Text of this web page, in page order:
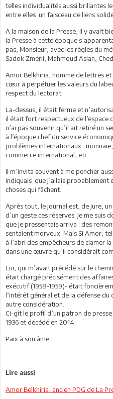
telles individualités aussi brillantes
entre elles un faisceau de liens
A la maison de la Presse, il y avait
la Presse à cette époque
pas, Monsieur, avec les règles du
Sadok Zmerli, Mahmoud Aslan,
Amor Belkhiria, homme de lettres
cœur à perpétuer les valeurs du
respect du lectorat.
La-dessus, il était ferme et
il était fort respectueux de l’espace
n’ai pas souvenir qu’il ait retiré un
à l’époque chef du service
problèmes internationaux :
commerce international, etc.
Il m’invita souvent à me pencher
indiquais que j’allais probablement
choses qui fâchent.
Après tout, le journal est, de jure,
d’un geste ces réserves. Je me suis
que je pressentais arriva : des
sentaient morveux. Mais Si Amor,
à l’abri des empêcheurs de clamer
dans une œuvre qu’il considérait
Lui, qui m’avait précédé sur le
était chargé précisément des
exécutif (1958-1959)- était
l’intérêt général et de la défense
autre considération.
Ci-gît le profil d’un patron de presse
1936 et décédé en 2014.
Paix à son âme
Lire aussi
Amor Belkhiria, ancien PDG de La